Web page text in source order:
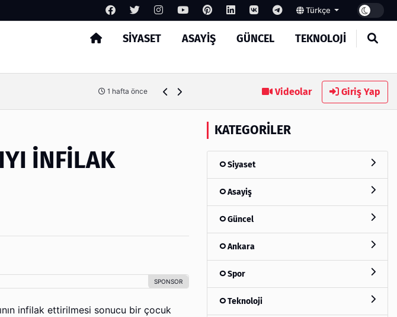
Türkçe
SIYASET ASAYIŞ GÜNCEL TEKNOLOJI
1 hafta önce Ambalaj Süreçlerinde Yeni Nesil Verimliliği Olimpack ile
Videolar Giriş Yap
İNFİLAK
infilak ettirilmesi sonucu bir çocuk
KATEGORILER
Siyaset
Asayiş
Güncel
Ankara
Spor
Teknoloji